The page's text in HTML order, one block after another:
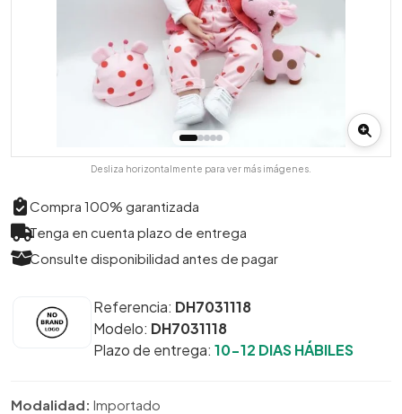
Desliza horizontalmente para ver más imágenes.
Compra 100% garantizada
Tenga en cuenta plazo de entrega
Consulte disponibilidad antes de pagar
Referencia: DH7031118
Modelo: DH7031118
Plazo de entrega: 10-12 DIAS HÁBILES
Modalidad: Importado